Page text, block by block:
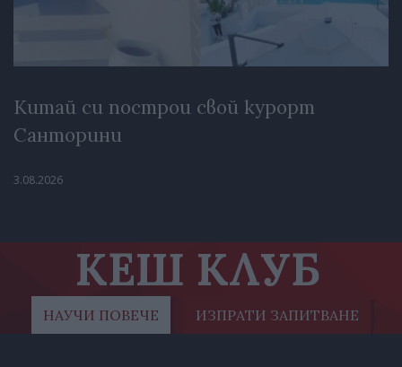
Китай си построи свой курорт
Санторини
3.08.2026
КЕШ КЛУБ
НАУЧИ ПОВЕЧЕ ИЗПРАТИ ЗАПИТВАНЕ